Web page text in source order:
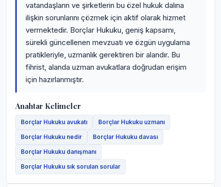
vatandaşların ve şirketlerin bu özel hukuk dalına
ilişkin sorunlarını çözmek için aktif olarak hizmet
vermektedir. Borçlar Hukuku, geniş kapsamı,
sürekli güncellenen mevzuatı ve özgün uygulama
pratikleriyle, uzmanlık gerektiren bir alandır. Bu
fihrist, alanda uzman avukatlara doğrudan erişim
için hazırlanmıştır.
Anahtar Kelimeler
Borçlar Hukuku avukatı
Borçlar Hukuku uzmanı
Borçlar Hukuku nedir
Borçlar Hukuku davası
Borçlar Hukuku danışmanı
Borçlar Hukuku sık sorulan sorular